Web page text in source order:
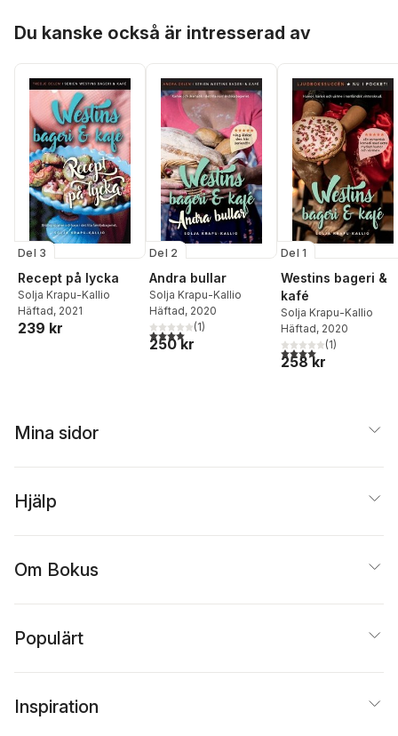
Du kanske också är intresserad av
Del 3
Recept på lycka
Solja Krapu-Kallio
Häftad, 2021
239 kr
Del 2
Andra bullar
Solja Krapu-Kallio
Häftad, 2020
4,0utav 5 stjärnor. Totalt antal röster:
(1)
250 kr
Del 1
Westins bageri &
kafé
Solja Krapu-Kallio
Häftad, 2020
4,0utav 5 stjärnor.
(1)
258 kr
Mina sidor
Hjälp
Om Bokus
Populärt
Inspiration